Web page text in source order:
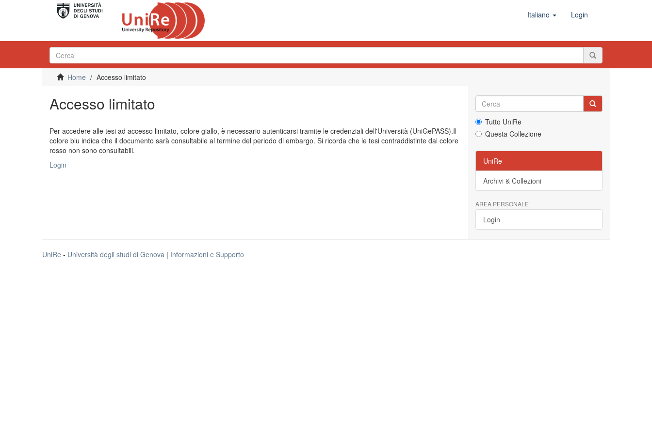
Italiano Login
Home Accesso limitato
Accesso limitato
Per accedere alle tesi ad accesso limitato, colore giallo, è necessario autenticarsi tramite le credenziali dell'Università (UniGePASS).Il
colore blu indica che il documento sarà consultabile al termine del periodo di embargo. Si ricorda che le tesi contraddistinte dal colore
rosso non sono consultabili.
Login
Tutto UniRe
Questa Collezione
UniRe
Archivi & Collezioni
AREA PERSONALE
Login
UniRe - Università degli studi di Genova | Informazioni e Supporto